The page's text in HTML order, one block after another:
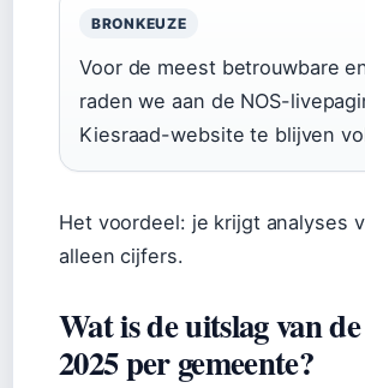
BRONKEUZE
Voor de meest betrouwbare
raden we aan de NOS-
Kiesraad-website te blijven
Het voordeel: je krijgt analyses
alleen cijfers.
Wat is de uitslag van
2025 per gemeente?